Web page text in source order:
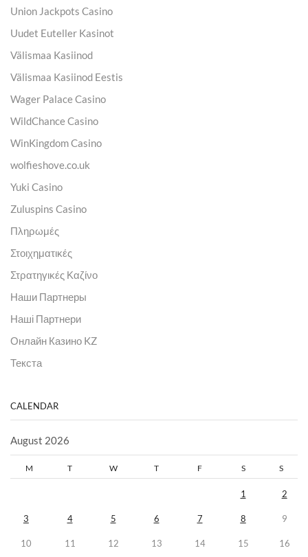
Union Jackpots Casino
Uudet Euteller Kasinot
Välismaa Kasiinod
Välismaa Kasiinod Eestis
Wager Palace Casino
WildChance Casino
WinKingdom Casino
wolfieshove.co.uk
Yuki Casino
Zuluspins Casino
Πληρωμές
Στοιχηματικές
Στρατηγικές Καζίνο
Наши Партнеры
Наші Партнери
Онлайн Казино KZ
Текста
CALENDAR
August 2026
M T W T F S S
1 2
3 4 5 6 7 8 9
10 11 12 13 14 15 16